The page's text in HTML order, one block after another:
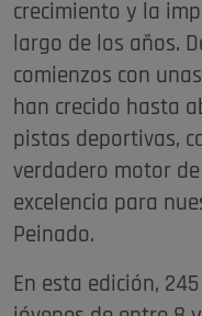
crecimiento y la
largo de los años.
comienzos con
han crecido hasta
pistas deportivas,
verdadero motor
excelencia para
Peinado.
En esta edición,